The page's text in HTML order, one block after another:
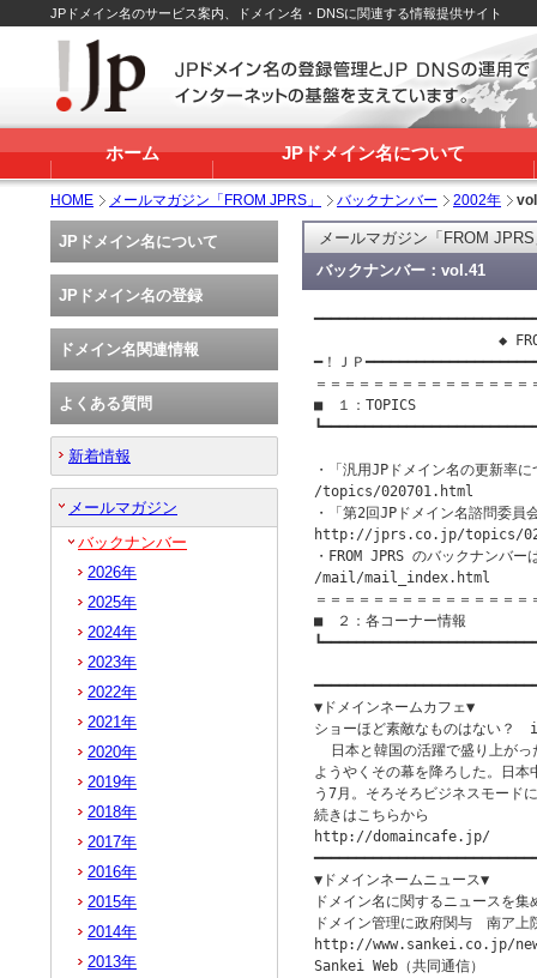
JPドメイン名のサービス案内、ドメイン名・DNSに関連する情報提供サイト
ホーム JPドメイン名について
HOME メールマガジン「FROM JPRS」 バックナンバー 2002年
メールマガジン「FROM
バックナンバー：vol.41
━！ＪＰ
＝＝＝＝＝＝＝＝＝＝＝＝＝＝
■　１：TOPICS
・「汎用JPドメイン名の更新率
/topics/020701.html
・「第2回JPドメイン名諮問委員
http://jprs.co.jp/topics/
・FROM JPRS のバックナンバー
/mail/mail_index.html
＝＝＝＝＝＝＝＝＝＝＝＝＝＝
■　２：各コーナー情報
▼ドメインネームカフェ
ショーほど素敵なものはない
日本と韓国の活躍で盛り上が
ようやくその幕を降ろした。日
う7月。そろそろビジネスモー
続きはこちらから
http://domaincafe.jp/
▼ドメインネームニュー
ドメイン名に関するニュースを集
ドメイン管理に政府関与　南ア上
http://www.sankei.co.jp/
Sankei Web（共同通信）
JPドメイン名について
JPドメイン名の登録
ドメイン名関連情報
よくある質問
新着情報
メールマガジン
バックナンバー
2026年
2025年
2024年
2023年
2022年
2021年
2020年
2019年
2018年
2017年
2016年
2015年
2014年
2013年